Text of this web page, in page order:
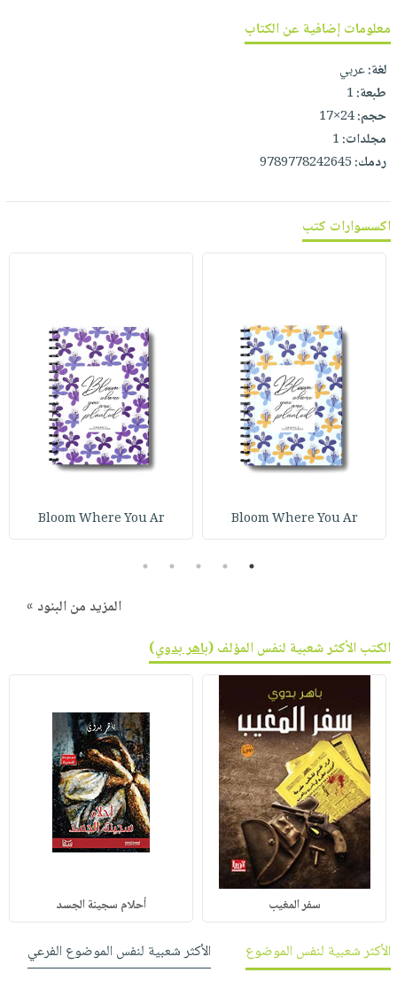
ملابس
مطرزات
حقائب
حلي
عناية
صابون
أطفال
مناسبات
iKitab
بلا
حدود
نيل
وفرات
عن
الشركة
سياسة
فيديوهات
أسئلة
يتكرر
وفرات
انشر
كتابك
تواصل
حسابك
لائحة
عربة
التسوق
معلومات إضافية عن الكتاب
لغة:عربي
طبعة:1
حجم:24×17
مجلدات:1
ردمك:9789778242645
اكسسوارات كتب
Bloom Where You Ar
Bloom Where You Ar
1
2
3
4
5
المزيد من البنود »
الكتب الأكثر شعبية لنفس المؤلف (باهر بدوي)
سفر المغيب أحلام سجينة الجسد
الأكثر شعبية لنفس الموضوع الأكثر شعبية لنفس الموضوع الفرعي